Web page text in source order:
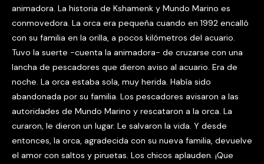
animadora. La historia de Kshamenk y Mundo Marino es
conmovedora. La orca era pequeña cuando en 1992 encalló
con su familia en la orilla, a pocos kilómetros del acuario.
Tuvo la suerte -cuenta la animadora- de cruzarse con una
lancha de pescadores que dieron aviso al acuario. Era de
noche. La orca estaba sola, muy herida. Había sido
abandonada por su familia. Los pescadores avisaron a las
autoridades de Mundo Marino y rescataron a la orca. La
curaron, le dieron un lugar. Le salvaron la vida. Y desde
entonces, la orca, agradecida con su nueva familia, devuelve
el amor con saltos y piruetas. Los chicos aplauden. ¡Que